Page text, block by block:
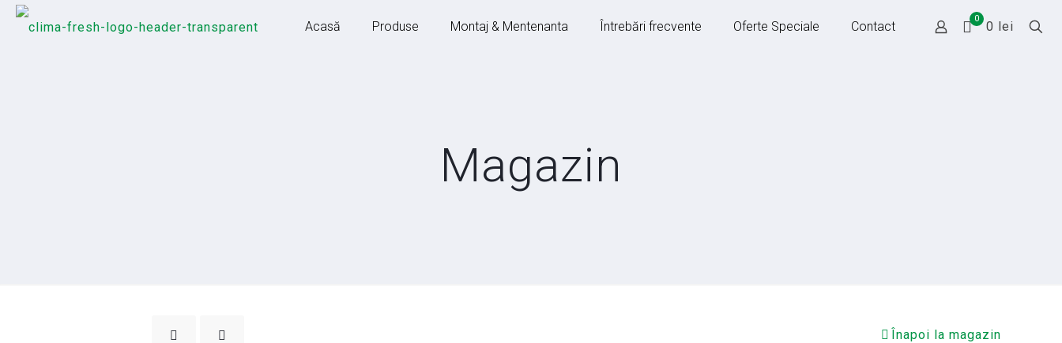
Acasă Produse Montaj & Mentenanta Întrebări frecvente Oferte Speciale Contact
0
0 lei
Magazin
Înapoi la magazin